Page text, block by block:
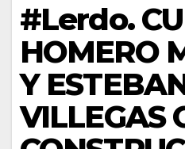
#Lerdo.
HOMERO
Y
VILLEGAS